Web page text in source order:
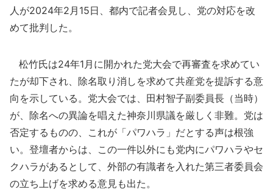
人が2024年2月15日、都内で記者会見し、党の対応を改
めて批判した。
松竹氏は24年1月に開かれた党大会で再審査を求めてい
たが却下され、除名取り消しを求めて共産党を提訴する意
向を示している。党大会では、田村智子副委員長（当時）
が、除名への異論を唱えた神奈川県議を厳しく非難。党は
否定するものの、これが「パワハラ」だとする声は根強
い。登壇者からは、この一件以外にも党内にパワハラやセ
クハラがあるとして、外部の有識者を入れた第三者委員会
の立ち上げを求める意見も出た。